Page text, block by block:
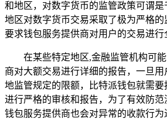
和地区，对数字货币的监管政策可谓
地区对数字货币交易采取了极为严格
要求钱包服务提供商对用户的交易进行
在某些特定地区,金融监管机构可
商对大额交易进行详细的报告，一旦
地监管规定的限额，比特派钱包就需
进行严格的审核和报告，为了有效防范
钱包服务提供商也会对异常的收款行